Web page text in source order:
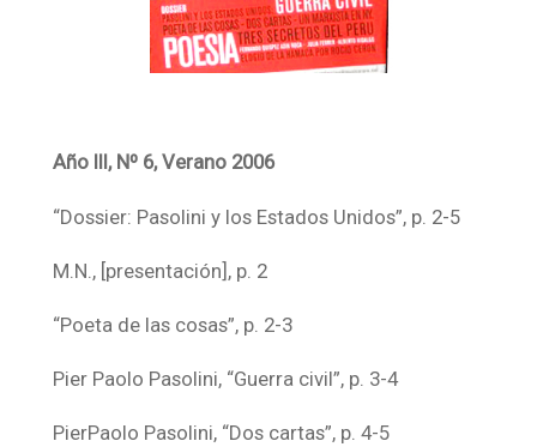
Año III, Nº 6, Verano 2006
“Dossier: Pasolini y los Estados Unidos”, p. 2-5
M.N., [presentación], p. 2
“Poeta de las cosas”, p. 2-3
Pier Paolo Pasolini, “Guerra civil”, p. 3-4
PierPaolo Pasolini, “Dos cartas”, p. 4-5